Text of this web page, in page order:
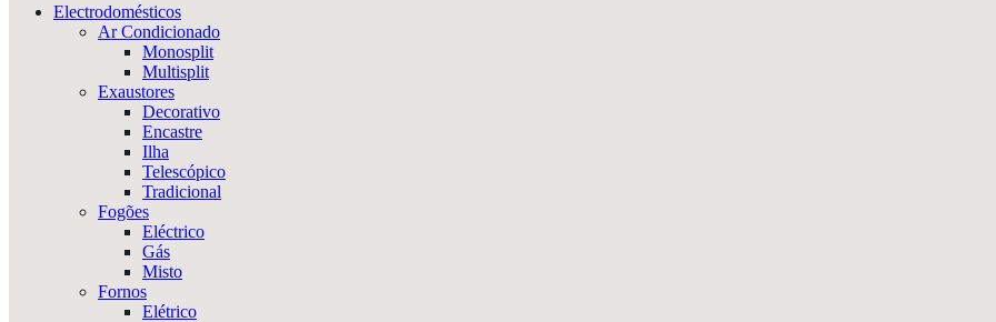
Electrodomésticos
Ar Condicionado
Monosplit
Multisplit
Exaustores
Decorativo
Encastre
Ilha
Telescópico
Tradicional
Fogões
Eléctrico
Gás
Misto
Fornos
Elétrico